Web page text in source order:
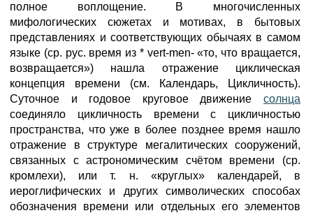
полное воплощение. В многочисленных
мифологических сюжетах и мотивах, в бытовых
представлениях и соответствующих обычаях в самом
языке (ср. рус. время из * vert-men- «то, что вращается,
возвращается») нашла отражение циклическая
концепция времени (см. Календарь, Цикличность).
Суточное и годовое круговое движение солнца
соединяло цикличность времени с цикличностью
пространства, что уже в более позднее время нашло
отражение в структуре мегалитических сооружений,
связанных с астрономическим счётом времени (ср.
кромлехи), или т. н. «круглых» календарей, в
иероглифических и других символических способах
обозначения времени или отдельных его элементов